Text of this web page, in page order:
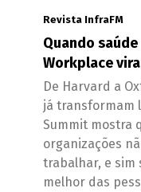
Revista InfraFM
Quando
Workplace
De Harvard a
já transformam
Summit mostra
organizações
trabalhar, e sim
melhor das